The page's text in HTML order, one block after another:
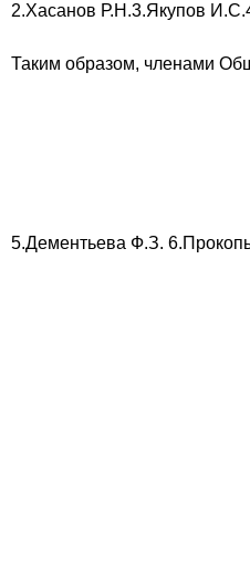
2.Хасанов Р.Н.3.Якупов И.С.
Таким образом, членами
5.Дементьева Ф.З.